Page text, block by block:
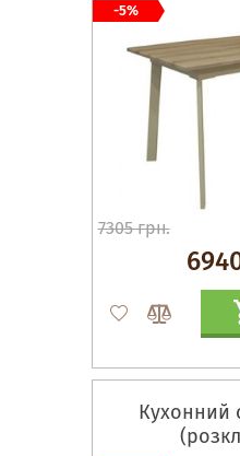
7305 грн.
-5%
Кухонний